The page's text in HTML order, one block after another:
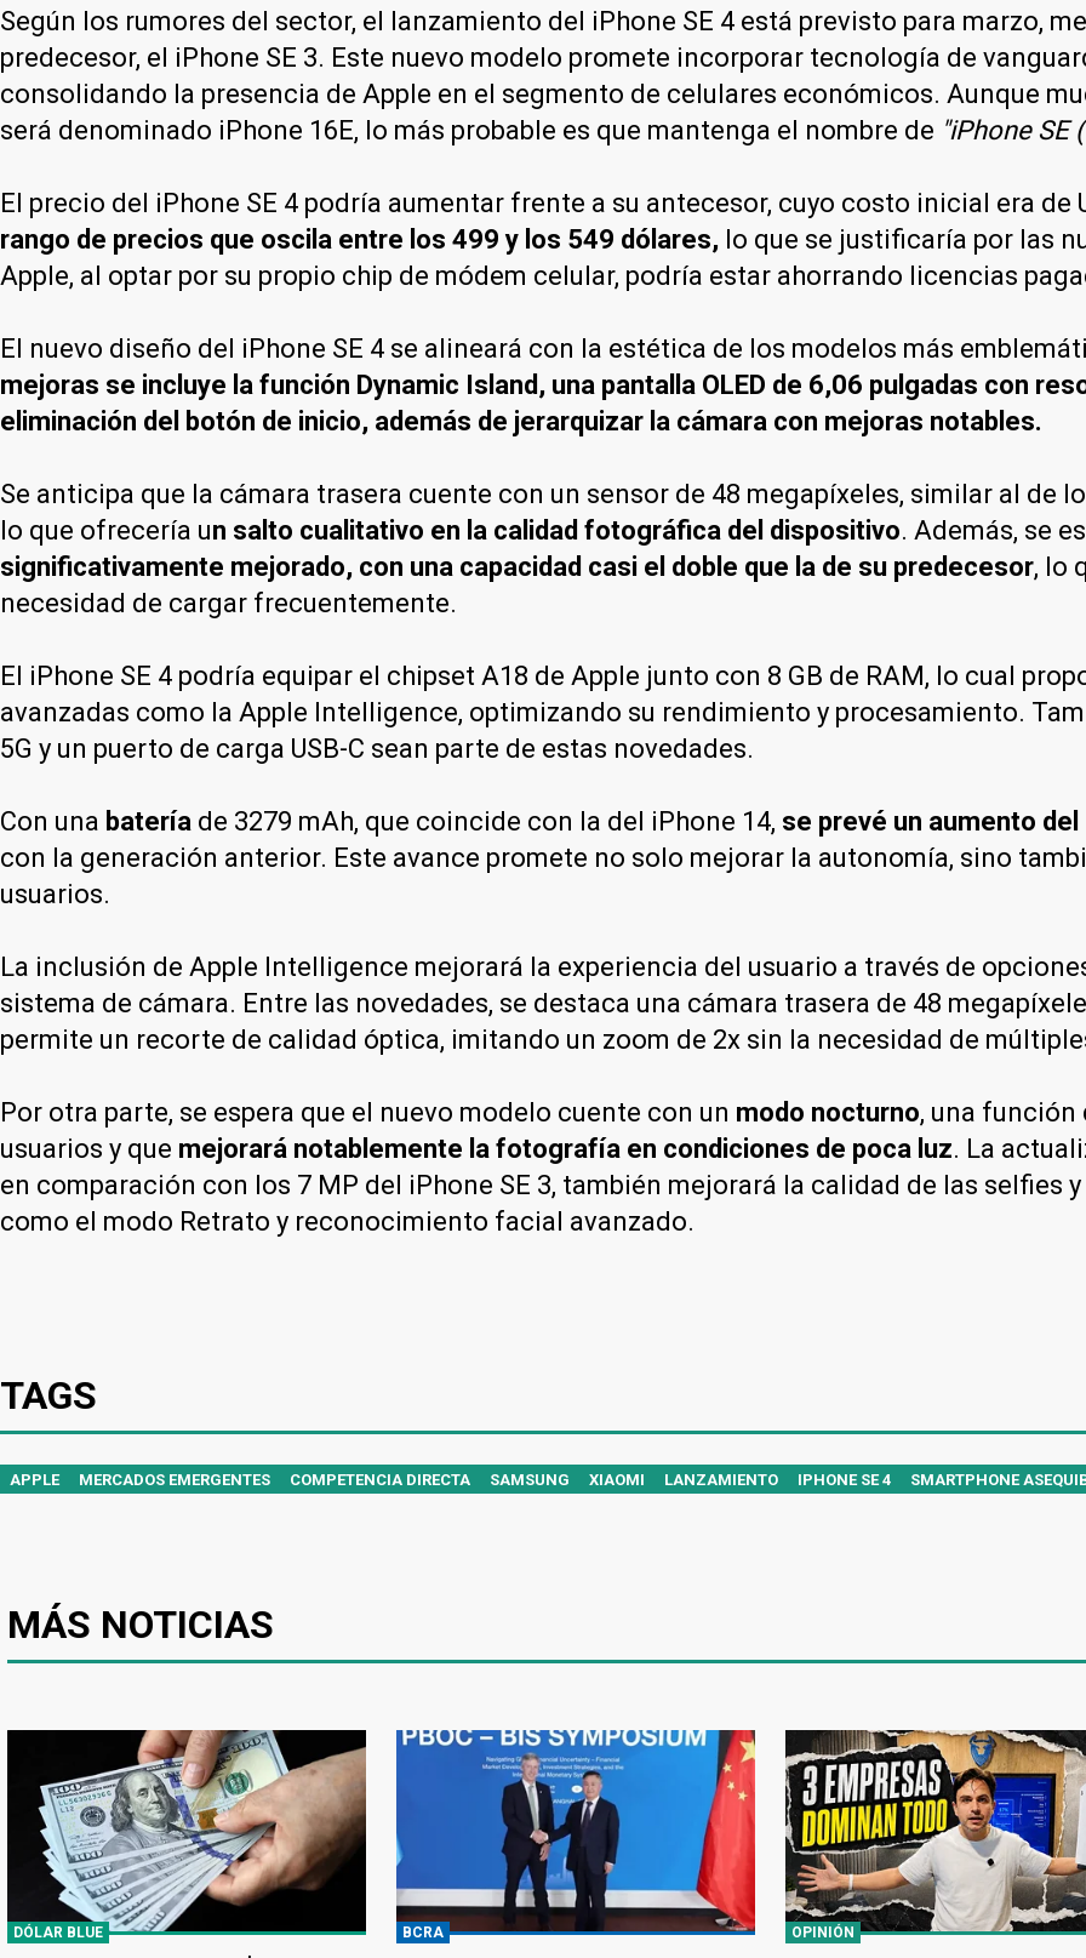
Según los rumores del sector, el lanzamiento del iPhone SE 4 está previsto para marzo,
predecesor, el iPhone SE 3. Este nuevo modelo promete incorporar tecnología de
consolidando la presencia de Apple en el segmento de celulares económicos. Aunque
será denominado iPhone 16E, lo más probable es que mantenga el nombre de "iPhone SE
El precio del iPhone SE 4 podría aumentar frente a su antecesor, cuyo costo inicial era de
rango de precios que oscila entre los 499 y los 549 dólares, lo que se justificaría por las
Apple, al optar por su propio chip de módem celular, podría estar ahorrando licencias
El nuevo diseño del iPhone SE 4 se alineará con la estética de los modelos más
mejoras se incluye la función Dynamic Island, una pantalla OLED de 6,06 pulgadas con
eliminación del botón de inicio, además de jerarquizar la cámara con mejoras notables.
Se anticipa que la cámara trasera cuente con un sensor de 48 megapíxeles, similar al de
lo que ofrecería un salto cualitativo en la calidad fotográfica del dispositivo. Además, se
significativamente mejorado, con una capacidad casi el doble que la de su predecesor, lo
necesidad de cargar frecuentemente.
El iPhone SE 4 podría equipar el chipset A18 de Apple junto con 8 GB de RAM, lo cual
avanzadas como la Apple Intelligence, optimizando su rendimiento y procesamiento.
5G y un puerto de carga USB-C sean parte de estas novedades.
Con una batería de 3279 mAh, que coincide con la del iPhone 14, se prevé un aumento
con la generación anterior. Este avance promete no solo mejorar la autonomía, sino
usuarios.
La inclusión de Apple Intelligence mejorará la experiencia del usuario a través de
sistema de cámara. Entre las novedades, se destaca una cámara trasera de 48
permite un recorte de calidad óptica, imitando un zoom de 2x sin la necesidad de
Por otra parte, se espera que el nuevo modelo cuente con un modo nocturno, una función
usuarios y que mejorará notablemente la fotografía en condiciones de poca luz. La
en comparación con los 7 MP del iPhone SE 3, también mejorará la calidad de las selfies
como el modo Retrato y reconocimiento facial avanzado.
TAGS
APPLE MERCADOS EMERGENTES COMPETENCIA DIRECTA SAMSUNG XIAOMI LANZAMIENTO IPHONE SE 4 SMARTPHONE
MÁS NOTICIAS
DÓLAR BLUE BCRA OPINIÓN